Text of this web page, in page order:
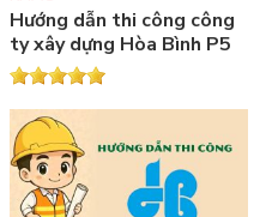
Hướng dẫn thi công công
ty xây dựng Hòa Bình P5